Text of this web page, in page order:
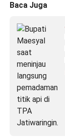
Baca Juga